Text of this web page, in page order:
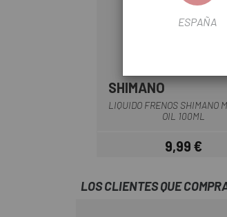
SHIMANO
LIQUIDO FRENOS SHIMANO
OIL 100ML
Precio
9,99 €
LOS CLIENTES QUE
ESPAÑA